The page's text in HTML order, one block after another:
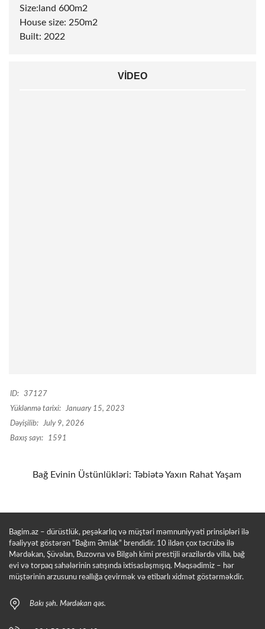
Size:land 600m2
House size: 250m2
Built: 2022
VIDEO
ID:
37127
Yüklənmə tarixi:
January 15, 2023
Dəyişilib:
July 9, 2026
Baxış sayı:
1591
Bağ Evinin Üstünlükləri: Təbiətə Yaxın Rahat Yaşam
Bagim.az – dürüstlük, peşəkarlıq və müştəri məmnuniyyəti prinsipləri ilə
fəaliyyət göstərən “Bağım Əmlak” brendidir. 10 ildən çox təcrübə ilə
Mərdəkan, Şüvəlan, Buzovna və Bilgəh kimi prestijli ərazilərdə villa, bağ
evi və torpaq sahələrinin satışında ixtisaslaşmışıq. Məqsədimiz – hər
müştərinin arzusunu reallığa çevirmək və etibarlı xidmət göstərməkdir.
Bakı şəh. Mərdəkan qəs.